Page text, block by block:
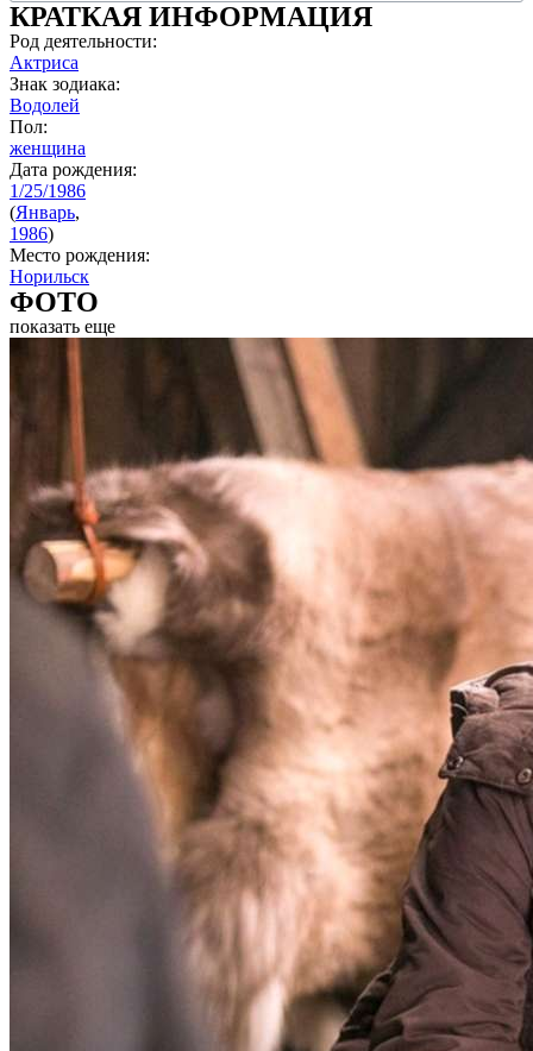
КРАТКАЯ ИНФОРМАЦИЯ
Род деятельности:
Актриса
Знак зодиака:
Водолей
Пол:
женщина
Дата рождения:
1/25/1986
(Январь,
1986)
Место рождения:
Норильск
ФОТО
показать еще